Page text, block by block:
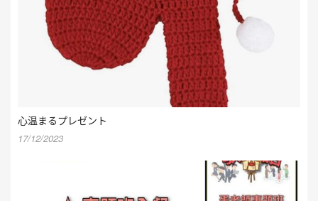
心温まるプレゼント
17/12/2023